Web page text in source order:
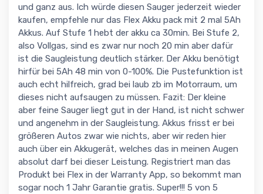
und ganz aus. Ich würde diesen Sauger jederzeit wieder
kaufen, empfehle nur das Flex Akku pack mit 2 mal 5Ah
Akkus. Auf Stufe 1 hebt der akku ca 30min. Bei Stufe 2,
also Vollgas, sind es zwar nur noch 20 min aber dafür
ist die Saugleistung deutlich stärker. Der Akku benötigt
hirfür bei 5Ah 48 min von 0-100%. Die Pustefunktion ist
auch echt hilfreich, grad bei laub zb im Motorraum, um
dieses nicht aufsaugen zu müssen. Fazit: Der kleine
aber feine Sauger liegt gut in der Hand, ist nicht schwer
und angenehm in der Saugleistung. Akkus frisst er bei
größeren Autos zwar wie nichts, aber wir reden hier
auch über ein Akkugerät, welches das in meinen Augen
absolut darf bei dieser Leistung. Registriert man das
Produkt bei Flex in der Warranty App, so bekommt man
sogar noch 1 Jahr Garantie gratis. Super!!! 5 von 5